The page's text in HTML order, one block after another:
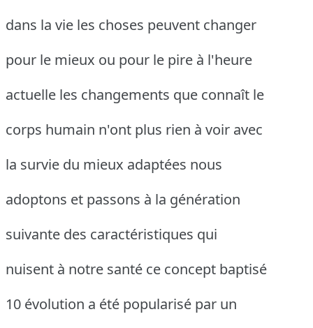
dans la vie les choses peuvent changer
pour le mieux ou pour le pire à l'heure
actuelle les changements que connaît le
corps humain n'ont plus rien à voir avec
la survie du mieux adaptées nous
adoptons et passons à la génération
suivante des caractéristiques qui
nuisent à notre santé ce concept baptisé
10 évolution a été popularisé par un